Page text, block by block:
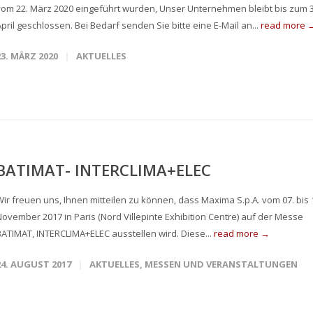
22. März 2020 eingeführt wurden, Unser Unternehmen bleibt bis zum
geschlossen. Bei Bedarf senden Sie bitte eine E-Mail an... read more
MÄRZ 2020 AKTUELLES
INTERCLIMA+ELEC
freuen uns, Ihnen mitteilen zu können, dass Maxima S.p.A. vom 07. bis
2017 in Paris (Nord Villepinte Exhibition Centre) auf der Messe
INTERCLIMA+ELEC ausstellen wird. Diese... read more →
AUGUST 2017 AKTUELLES, MESSEN UND VERANSTALTUNGEN